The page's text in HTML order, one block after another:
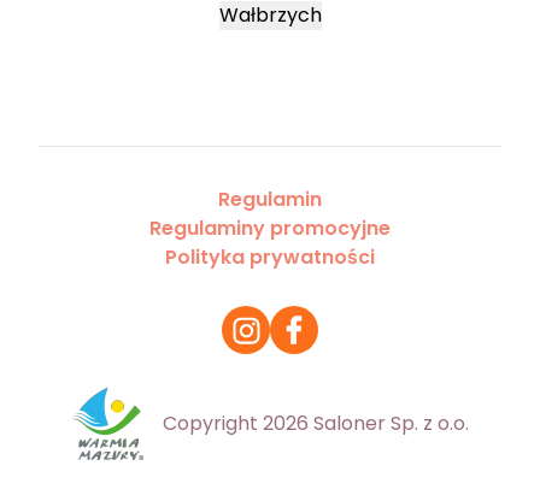
Wałbrzych
Regulamin
Regulaminy promocyjne
Polityka prywatności
Copyright 2026 Saloner Sp. z o.o.